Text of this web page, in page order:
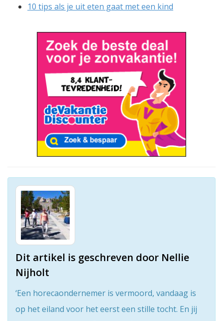
10 tips als je uit eten gaat met een kind
Dit artikel is geschreven door Nellie
Nijholt
‘Een horecaondernemer is vermoord, vandaag is
op het eiland voor het eerst een stille tocht. En jij